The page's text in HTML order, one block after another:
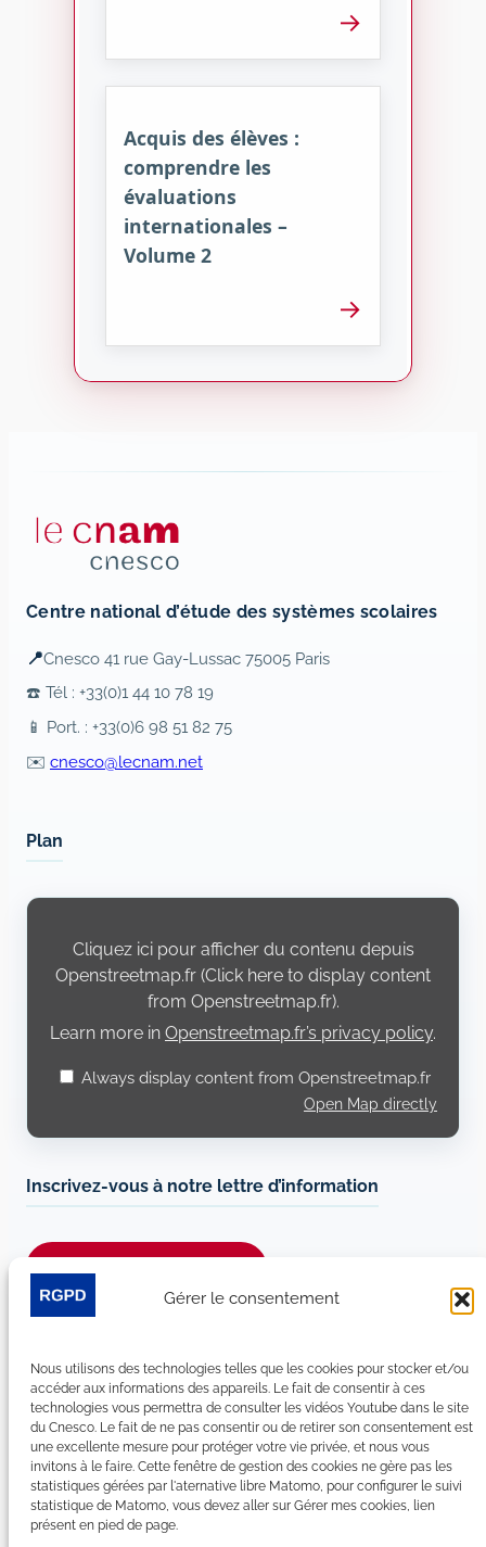
Gérer le consentement
Nous utilisons des technologies telles que les cookies pour stocker et/ou
accéder aux informations des appareils. Le fait de consentir à ces
technologies vous permettra de consulter les vidéos Youtube dans le site
du Cnesco. Le fait de ne pas consentir ou de retirer son consentement est
une excellente mesure pour protéger votre vie privée, et nous vous
invitons à le faire. Cette fenêtre de gestion des cookies ne gère pas les
statistiques gérées par l'aternative libre Matomo, pour configurer le suivi
statistique de Matomo, vous devez aller sur Gérer mes cookies, lien
présent en pied de page.
→
Acquis des élèves :
comprendre les
évaluations
internationales –
Volume 2
→
Centre national d’étude des systèmes scolaires
📍Cnesco 41 rue Gay-Lussac 75005 Paris
☎️ Tél : +33(0)1 44 10 78 19
📱 Port. : +33(0)6 98 51 82 75
✉️ cnesco@lecnam.net
Plan
Display
Openstreetmap.fr
Cliquez ici pour afficher du contenu depuis
Openstreetmap.fr (Click here to display content
from Openstreetmap.fr).
Learn more in Openstreetmap.fr’s privacy policy.
Always display content from Openstreetmap.fr
Open Map directly
Inscrivez-vous à notre lettre d’information
LinkedIn
YouTube
Facebook
Bluesky
Plan du site